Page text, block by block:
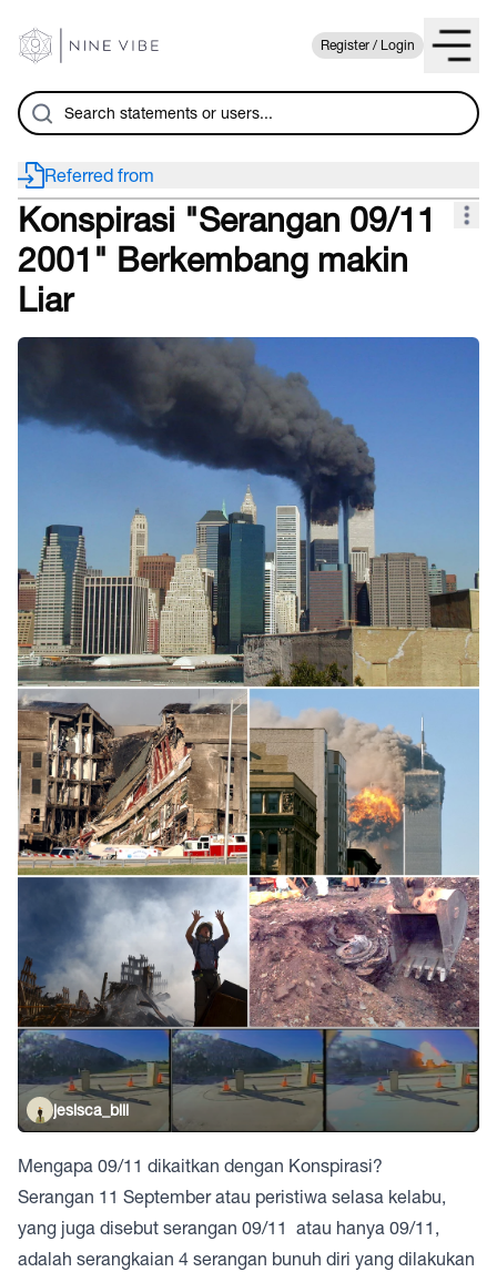
Register / Login
Konspirasi "Serangan 09/11
2001" Berkembang makin
Liar
jesisca_bili
Mengapa 09/11 dikaitkan dengan Konspirasi?
Serangan 11 September atau peristiwa selasa kelabu,
yang juga disebut serangan 09/11 atau hanya 09/11,
adalah serangkaian 4 serangan bunuh diri yang dilakukan
Referred from